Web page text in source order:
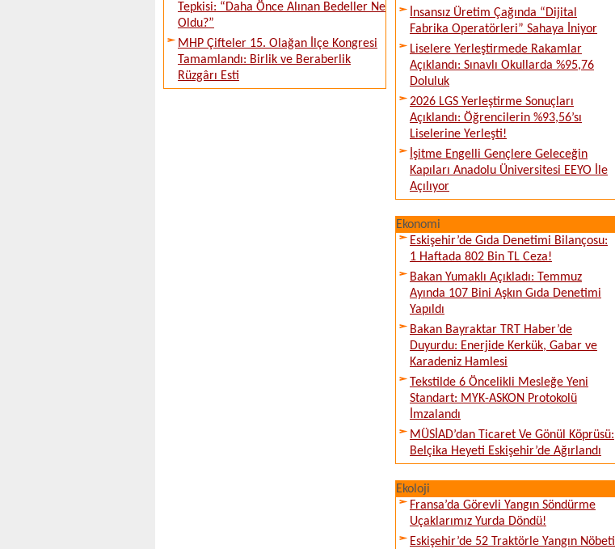
Tepkisi: “Daha Önce Alınan Bedeller Ne
Oldu?”
MHP Çifteler 15. Olağan İlçe Kongresi
Tamamlandı: Birlik ve Beraberlik
Rüzgârı Esti
İnsansız Üretim Çağında “Dijital
Fabrika Operatörleri” Sahaya İniyor
Liselere Yerleştirmede Rakamlar
Açıklandı: Sınavlı Okullarda %95,76
Doluluk
2026 LGS Yerleştirme Sonuçları
Açıklandı: Öğrencilerin %93,56’sı
Liselerine Yerleşti!
İşitme Engelli Gençlere Geleceğin
Kapıları Anadolu Üniversitesi EEYO İle
Açılıyor
Ekonomi
Eskişehir’de Gıda Denetimi Bilançosu:
1 Haftada 802 Bin TL Ceza!
Bakan Yumaklı Açıkladı: Temmuz
Ayında 107 Bini Aşkın Gıda Denetimi
Yapıldı
Bakan Bayraktar TRT Haber’de
Duyurdu: Enerjide Kerkük, Gabar ve
Karadeniz Hamlesi
Tekstilde 6 Öncelikli Mesleğe Yeni
Standart: MYK-ASKON Protokolü
İmzalandı
MÜSİAD’dan Ticaret Ve Gönül Köprüsü:
Belçika Heyeti Eskişehir’de Ağırlandı
Ekoloji
Fransa’da Görevli Yangın Söndürme
Uçaklarımız Yurda Döndü!
Eskişehir’de 52 Traktörle Yangın Nöbeti